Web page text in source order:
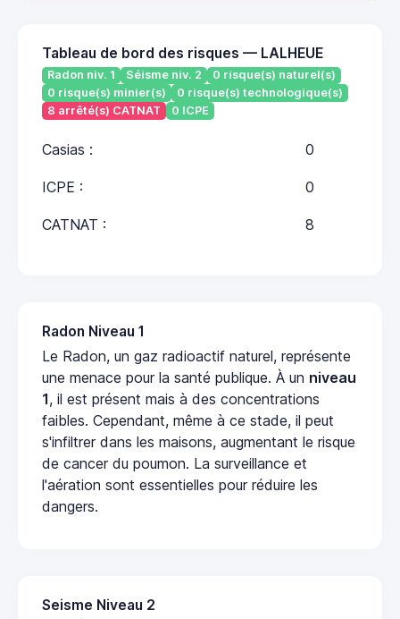
Tableau de bord des risques — LALHEUE
Radon niv. 1 Séisme niv. 2
0 risque(s) naturel(s)
0 risque(s) minier(s)
0 risque(s) technologique(s)
8 arrêté(s) CATNAT
0 ICPE
Casias : 0
ICPE : 0
CATNAT : 8
Radon Niveau 1
Le Radon, un gaz radioactif naturel, représente
une menace pour la santé publique. À un niveau
1, il est présent mais à des concentrations
faibles. Cependant, même à ce stade, il peut
s'infiltrer dans les maisons, augmentant le risque
de cancer du poumon. La surveillance et
l'aération sont essentielles pour réduire les
dangers.
Seisme Niveau 2